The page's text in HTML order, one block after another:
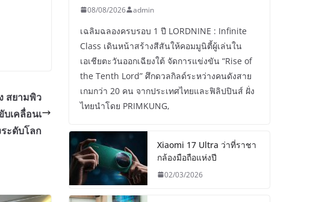
สยามพิว
เคลื่อนเ
ะดับโลก
08/08/2026 admin
เฉลิมฉลองครบรอบ 1 ปี LORDNINE : Infinite
Class เดินหน้าสร้างสีสันให้คอมมูนิตี้ผู้เล่นใน
เอเชียตะวันออกเฉียงใต้ จัดการแข่งขัน “Rise of
the Tenth Lord” ศึกดวลกิลด์ระหว่างคนดังสาย
เกมกว่า 20 คน จากประเทศไทยและฟิลิปปินส์ ฝั่ง
ไทยนำโดย PRIMKUNG,
Xiaomi 17 Ultra ว่าที่ราชา
กล้องมือถือแห่งปี
02/03/2026